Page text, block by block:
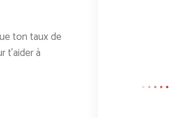
ton taux de
à